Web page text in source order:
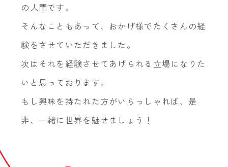
の人間です。
そんなこともあって、おかげ様でたくさんの経
験をさせていただきました。
次はそれを経験させてあげられる立場になりた
いと思っております。
もし興味を持たれた方がいらっしゃれば、是
非、一緒に世界を魅せましょう！